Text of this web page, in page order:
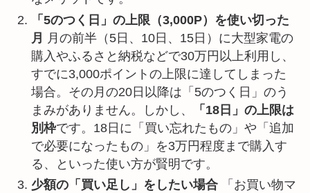
「5のつく日」の上限（3,000P）を使い切った
月
月の前半（5日、10日、15日）に大型家電の
購入やふるさと納税などで30万円以上利用し、
すでに3,000ポイントの上限に達してしまった
場合。その月の20日以降は「5のつく日」のう
まみがありません。しかし、
「18日」の上限は
別枠です。18日に「買い忘れたもの」や「追加
で必要になったもの」を3万円程度まで購入す
る、といった使い方が賢明です。
少額の「買い足し」をしたい場合「お買い物マ